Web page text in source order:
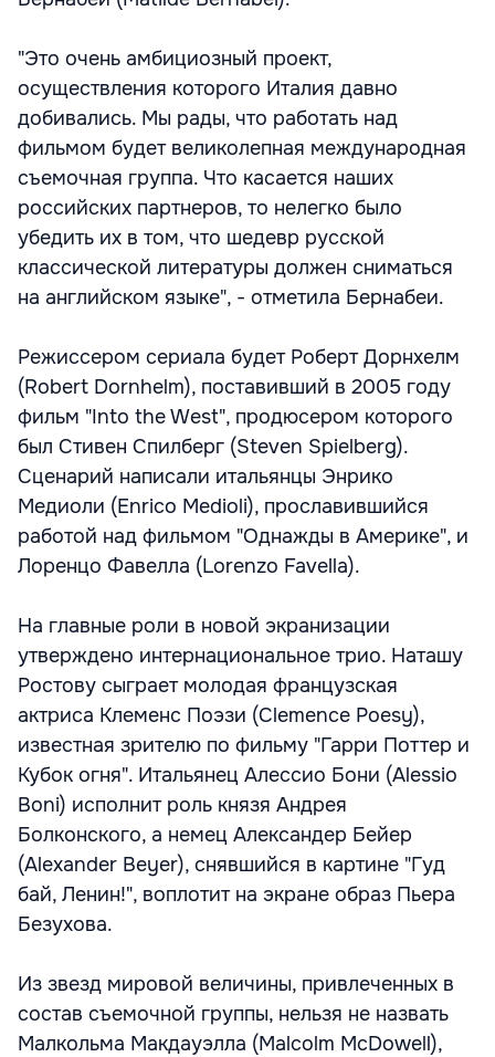
"Это очень амбициозный проект,
осуществления которого Италия давно
добивались. Мы рады, что работать над
фильмом будет великолепная международная
съемочная группа. Что касается наших
российских партнеров, то нелегко было
убедить их в том, что шедевр русской
классической литературы должен сниматься
на английском языке", - отметила Бернабеи.
Режиссером сериала будет Роберт Дорнхелм
(Robert Dornhelm), поставивший в 2005 году
фильм "Into the West", продюсером которого
был Стивен Спилберг (Steven Spielberg).
Сценарий написали итальянцы Энрико
Медиоли (Enrico Medioli), прославившийся
работой над фильмом "Однажды в Америке", и
Лоренцо Фавелла (Lorenzo Favella).
На главные роли в новой экранизации
утверждено интернациональное трио. Наташу
Ростову сыграет молодая французская
актриса Клеменс Поэзи (Clemence Poesy),
известная зрителю по фильму "Гарри Поттер и
Кубок огня". Итальянец Алессио Бони (Alessio
Boni) исполнит роль князя Андрея
Болконского, а немец Александер Бейер
(Alexander Beyer), снявшийся в картине "Гуд
бай, Ленин!", воплотит на экране образ Пьера
Безухова.
Из звезд мировой величины, привлеченных в
состав съемочной группы, нельзя не назвать
Малкольма Макдауэлла (Malcolm McDowell),